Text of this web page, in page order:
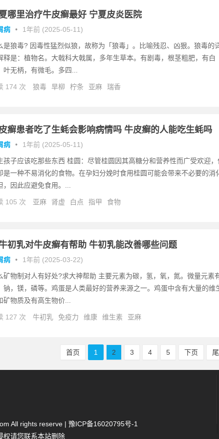
哪里治疗牛皮癣最好 宁夏皮炎医院
病 • 1年前 (2025-05-11)
是狼毒? 因毒性猛烈似狼，故称为「狼毒」。比喻残忍、凶狠。狼毒的
释是：植物名。大戟科大戟属，多年生草本。有剧毒，根茎粗肥，有白
叶无柄，有微毛。多四...
174 次 狼毒 旱柳 柠条 亚麻 瑞香
癣患者吃了生蚝会影响病情吗 牛皮癣的人能吃生蚝吗
病 • 1年前 (2025-05-11)
孩子应该吃那些东西 桂圆：尽管桂圆因其高糖分和营养性而广受欢迎，
是一种不易消化的食物。在孕妇分娩时食用桂圆可能会带来不必要的消
，因此应避免食用。...
105 次 亚麻 肾虚 白点 指甲 食物
初乳对牛皮癣有帮助 牛初乳能改善哪些问题
病 • 1年前 (2025-03-22)
矿物制对人有好处?求大神帮助 主要元素为碳，氢，氧，氮。微量元素
钠，镁，磷等。鸡蛋是人类最好的营养来源之一。鸡蛋中含有大量的维
矿物质及有高生物价...
127 次 牛初乳 免疫力 维康 维生素 亚麻
首页 1 2 3 4 5 下页
All rights reserve | 豫ICP备16020795号-1
权请您联系本站删除